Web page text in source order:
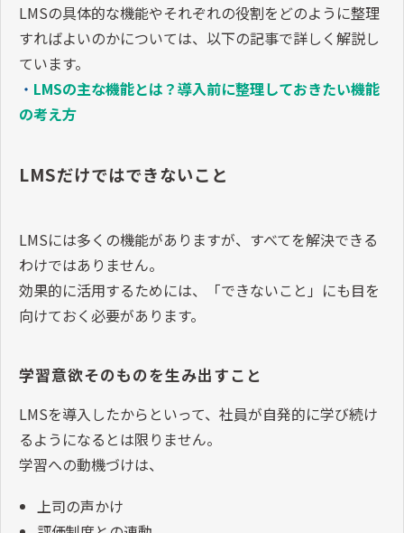
LMSの具体的な機能やそれぞれの役割をどのように整理
すればよいのかについては、以下の記事で詳しく解説し
ています。
・ LMSの主な機能とは？導入前に整理しておきたい機能
の考え方
LMSだけではできないこと
LMSには多くの機能がありますが、すべてを解決できる
わけではありません。
効果的に活用するためには、「できないこと」にも目を
向けておく必要があります。
学習意欲そのものを生み出すこと
LMSを導入したからといって、社員が自発的に学び続け
るようになるとは限りません。
学習への動機づけは、
上司の声かけ